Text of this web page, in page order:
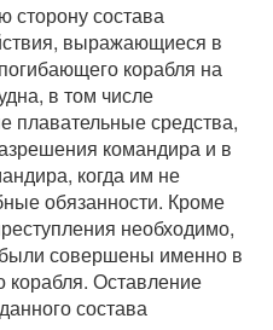
сторону состава
выражающиеся в
корабля на
в том числе
плавательные средства,
командира и в
когда им не
обязанности. Кроме
необходимо,
совершены именно в
корабля. Оставление
состава